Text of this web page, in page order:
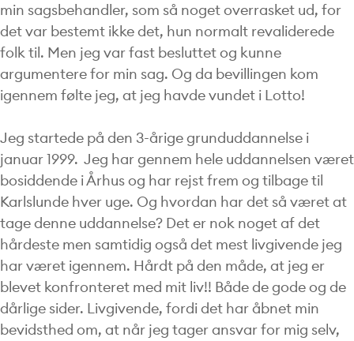
min sagsbehandler, som så noget overrasket ud, for
det var bestemt ikke det, hun normalt revaliderede
folk til. Men jeg var fast besluttet og kunne
argumentere for min sag. Og da bevillingen kom
igennem følte jeg, at jeg havde vundet i Lotto!
Jeg startede på den 3-årige grunduddannelse i
januar 1999. Jeg har gennem hele uddannelsen været
bosiddende i Århus og har rejst frem og tilbage til
Karlslunde hver uge. Og hvordan har det så været at
tage denne uddannelse? Det er nok noget af det
hårdeste men samtidig også det mest livgivende jeg
har været igennem. Hårdt på den måde, at jeg er
blevet konfronteret med mit liv!! Både de gode og de
dårlige sider. Livgivende, fordi det har åbnet min
bevidsthed om, at når jeg tager ansvar for mig selv,